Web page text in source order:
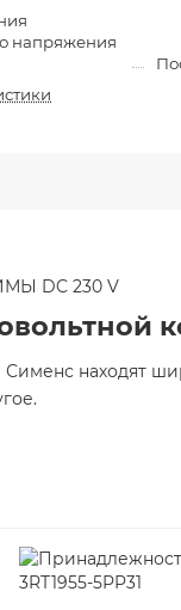
напряжения
DC 230 V
находят